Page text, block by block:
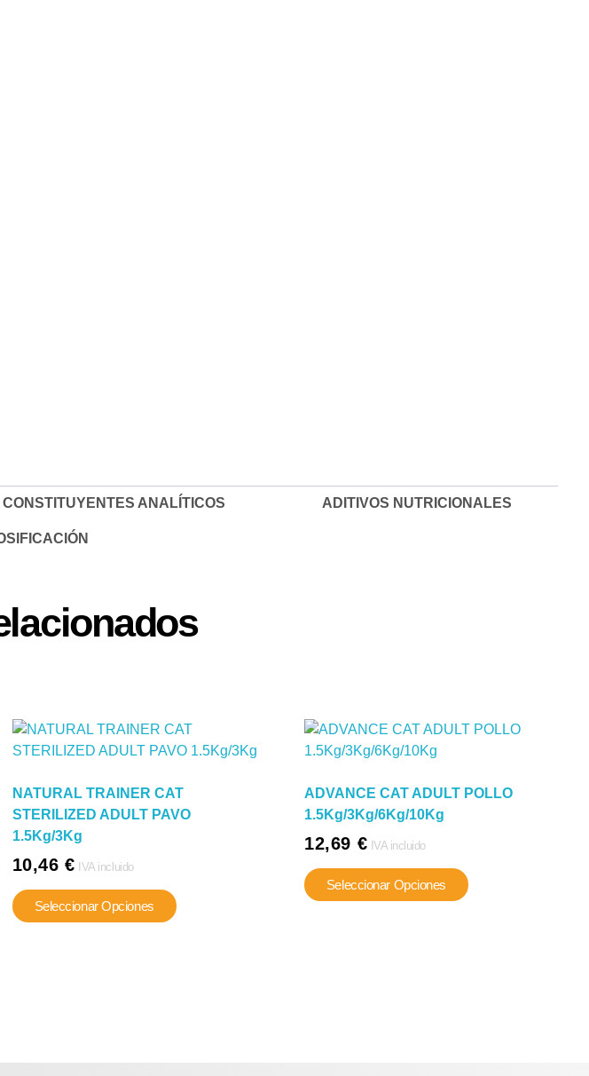
300g/1.25Kg/3Kg/7Kg cantidad
CONSTITUYENTES ANALÍTICOS ADITIVOS NUTRICIONALES
NATURAL TRAINER CAT
STERILIZED ADULT PAVO
1.5Kg/3Kg
10,46€ IVA incluido
Seleccionar Opciones
ADVANCE CAT ADULT POLLO
1.5Kg/3Kg/6Kg/10Kg
12,69 € IVA incluido
Seleccionar Opciones